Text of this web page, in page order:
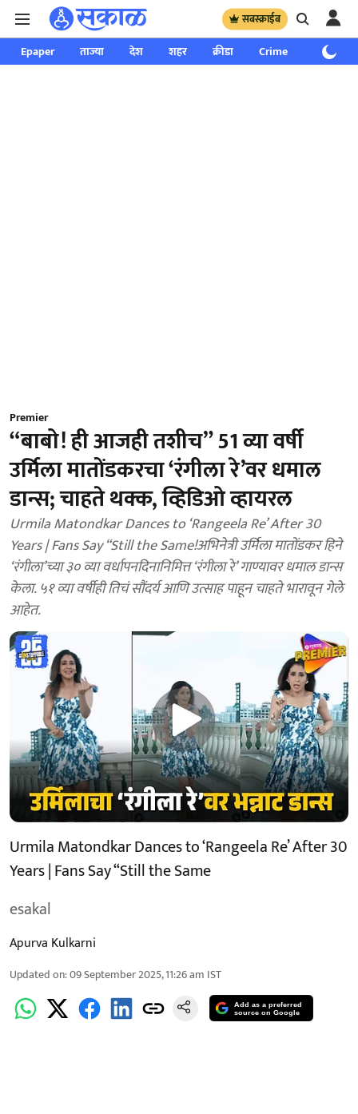
सबस्क्राईब
Epaper ताज्या देश शहर क्रीडा Crime साप्ताहिक
Premier
“बाबो! ही आजही तशीच” 51 व्या वर्षी
उर्मिला मातोंडकरचा ‘रंगीला रे’वर धमाल
डान्स; चाहते थक्क, व्हिडिओ व्हायरल
Urmila Matondkar Dances to ‘Rangeela Re’ After 30
Years | Fans Say “Still the Same!अभिनेत्री उर्मिला मातोंडकर हिने
‘रंगीला’च्या ३० व्या वर्धापनदिनानिमित्त ‘रंगीला रे’ गाण्यावर धमाल डान्स
केला. ५१ व्या वर्षीही तिचं सौंदर्य आणि उत्साह पाहून चाहते भारावून गेले
आहेत.
Urmila Matondkar Dances to ‘Rangeela Re’ After 30
Years | Fans Say “Still the Same
esakal
Apurva Kulkarni
Updated on:09 September 2025, 11:26 am IST
Add as a preferred
source on Google